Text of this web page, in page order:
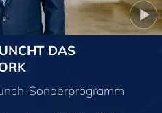
DAS
Sonderprogramm